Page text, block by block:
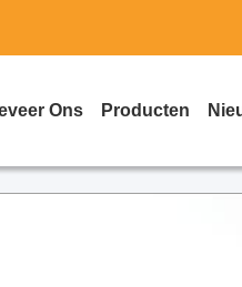
Ons Producten